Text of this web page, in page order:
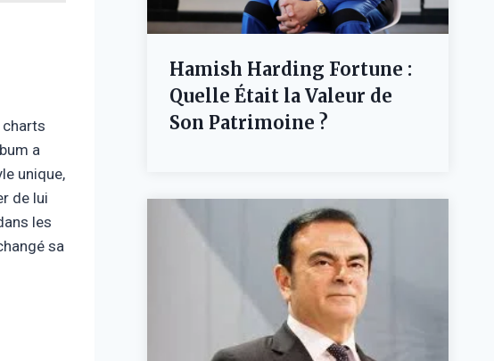
charts
a
unique,
de lui
les
sa
Hamish Harding Fortune :
Quelle Était la Valeur de
Son Patrimoine ?